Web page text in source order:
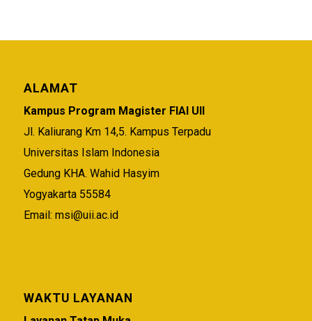
ALAMAT
Kampus Program Magister FIAI UII
Jl. Kaliurang Km 14,5. Kampus Terpadu
Universitas Islam Indonesia
Gedung KHA. Wahid Hasyim
Yogyakarta 55584
Email: msi@uii.ac.id
WAKTU LAYANAN